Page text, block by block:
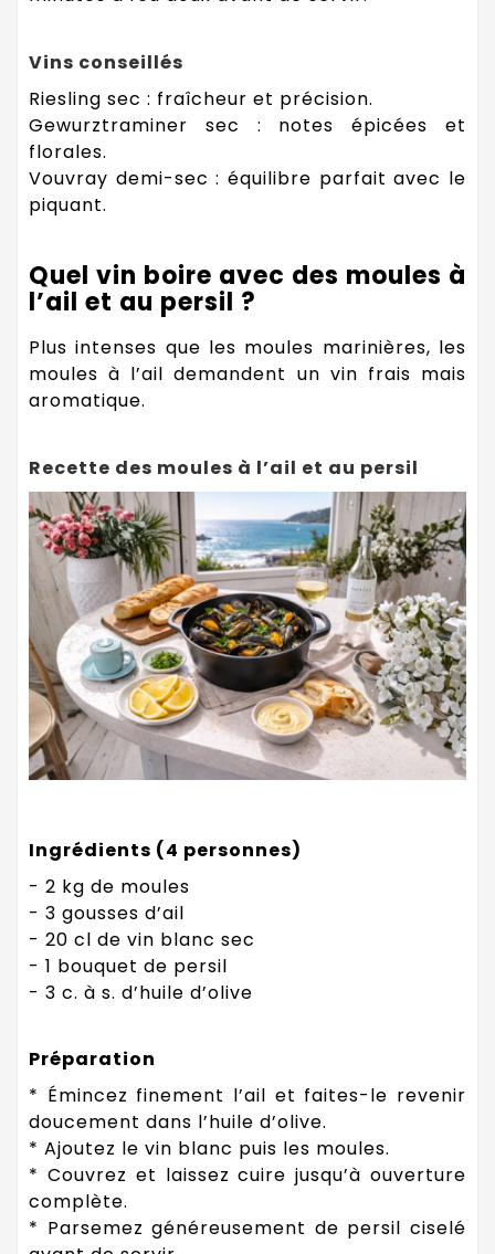
Vins conseillés
Riesling sec : fraîcheur et précision.
Gewurztraminer sec : notes épicées et
florales.
Vouvray demi-sec : équilibre parfait avec le
piquant.
Quel vin boire avec des moules à
l’ail et au persil ?
Plus intenses que les moules marinières, les
moules à l’ail demandent un vin frais mais
aromatique.
Recette des moules à l’ail et au persil
Ingrédients (4 personnes)
- 2 kg de moules
- 3 gousses d’ail
- 20 cl de vin blanc sec
- 1 bouquet de persil
- 3 c. à s. d’huile d’olive
Préparation
* Émincez finement l’ail et faites-le revenir
doucement dans l’huile d’olive.
* Ajoutez le vin blanc puis les moules.
* Couvrez et laissez cuire jusqu’à ouverture
complète.
* Parsemez généreusement de persil ciselé